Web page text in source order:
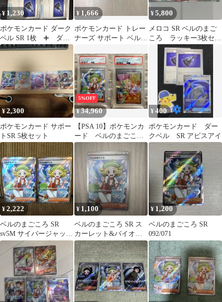
¥1,230
ポケモンカード ダーク
ベル SR 1枚 ➕ ダン-
クベルU 4枚 セット
¥ 1,666
ポケモンカード トレー
ナーズ サポート ベルの
¥5,800
メロコ SR ベルのまご
ころ ラッキー3枚セッ
¥2,300
ポケモンカード サポー
トSR 5枚セット
5%OFF
¥34,960
【PSA 10】ポケモンカ
ード ベルのまごころ
SR ・ SAR連番
¥400
ポケモンカード ダー
クベル SR アビスアイ
¥2,222
ベルのまごころ SR
sv5M サイバージャッ
ジ 2枚
¥ 1,100
ベルのまごころ SR ス
カーレット&バイオレ
ット 拡張パック サイバ
ージャッジ…
¥ 1,200
ベルのまごころ SR
092/071